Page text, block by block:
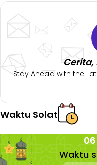
Cerita,
Stay Ahead with the
Waktu Solat
Waktu